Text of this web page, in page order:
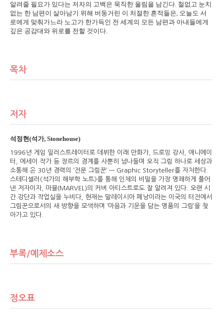
알려줄 필요가 있다는 저자의 고백은 묵직한 울림을 남긴다. 철없고 눈치
없는 한 남편이 살아남기 위해 버둥거린 이 처절한 흔적들은, 오늘도 서
로에게 맞춰가느라 노고가 한가득인 전 세계의 모든 남편과 아내들에게
깊은 공감대와 위로를 전할 것이다.
목차
저자
석정현(석가, Stonehouse)
1996년 게임 일러스트레이터로 데뷔한 이래 만화가, 드로잉 강사, 애니메이
터, 에세이 작가 등 장르의 경계를 사뿐히 넘나들며 오직 그림 하나로 세상과
소통해 온 30년 경력의 ‘전문 그림꾼’ — Graphic Storyteller를 자처한다.
스테디셀러《석가의 해부학 노트》를 통해 인체의 비밀을 가장 명쾌하게 풀어
낸 저자이자, 마블(MARVEL)의 커버 아티스트로도 잘 알려져 있다. 오랜 시
간 강단과 작업실을 누비다, 현재는 말레이시아 페낭이라는 이국의 터전에서
그림꾼으로서의 새 방향을 모색하며 ‘마음과 기운을 담는 명품의 그림’을 찾
아가고 있다.
부록/예제소스
정오표